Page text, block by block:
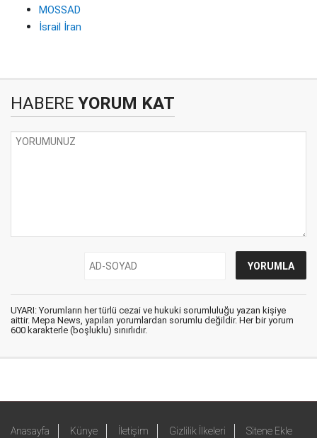
MOSSAD
İsrail İran
HABERE YORUM KAT
UYARI: Yorumların her türlü cezai ve hukuki sorumluluğu yazan kişiye
aittir. Mepa News, yapılan yorumlardan sorumlu değildir. Her bir yorum
600 karakterle (boşluklu) sınırlıdır.
Anasayfa Künye İletişim Gizlilik İlkeleri Sitene Ekle